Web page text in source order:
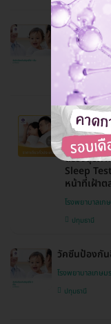
วัคซีนป้องกัน
โรงพยาบาลเก
ปทุมธานี
ราคารวมทุกอย่
ถูกที่สุดในเว็บ
ผ่อนจ่าย 0%
ตรวจสุขภ
Sleep
หน้าที่เฝ้า
โรงพยาบาลเ
ปทุมธานี
วัคซีนป้องกัน
โรงพยาบาลเกษ
ปทุมธานี